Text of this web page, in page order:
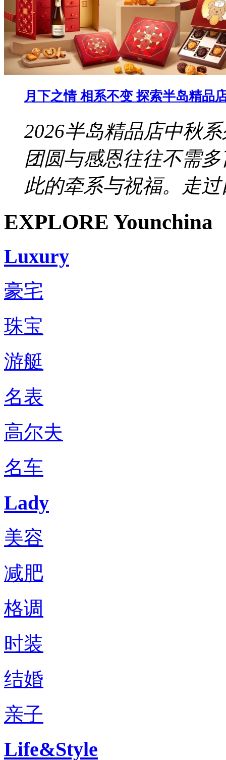
月下之情 相系不变 探索半岛精品
2026半岛精品店中秋
团圆与感恩往往不需
此的牵系与祝福。走
EXPLORE Younchina
Luxury
豪宅
珠宝
游艇
名表
高尔夫
名车
Lady
美容
减肥
格调
时装
结婚
亲子
Life&Style